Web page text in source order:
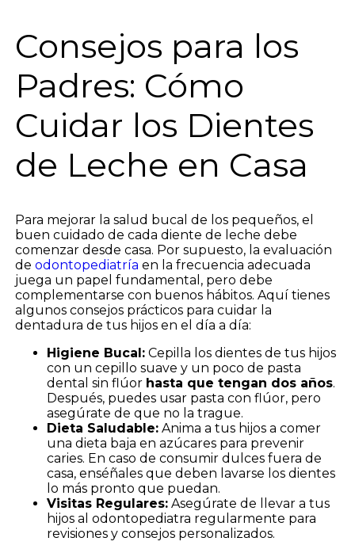
Consejos para los
Padres: Cómo
Cuidar los Dientes
de Leche en Casa
Para mejorar la salud bucal de los pequeños, el
buen cuidado de cada diente de leche debe
comenzar desde casa. Por supuesto, la evaluación
de odontopediatría en la frecuencia adecuada
juega un papel fundamental, pero debe
complementarse con buenos hábitos. Aquí tienes
algunos consejos prácticos para cuidar la
dentadura de tus hijos en el día a día:
Higiene Bucal:Cepilla los dientes de tus hijos
con un cepillo suave y un poco de pasta
dental sin flúor hasta que tengan dos años.
Después, puedes usar pasta con flúor, pero
asegúrate de que no la trague.
Dieta Saludable:Anima a tus hijos a comer
una dieta baja en azúcares para prevenir
caries. En caso de consumir dulces fuera de
casa, enséñales que deben lavarse los dientes
lo más pronto que puedan.
Visitas Regulares:Asegúrate de llevar a tus
hijos al odontopediatra regularmente para
revisiones y consejos personalizados.